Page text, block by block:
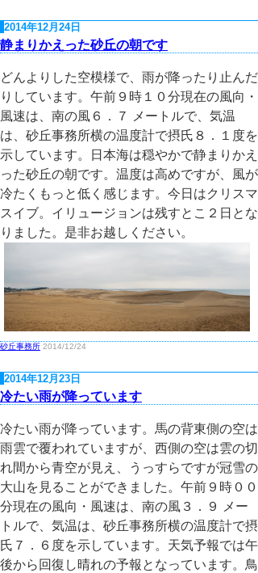
2014年12月24日
静まりかえった砂丘の朝です
どんよりした空模様で、雨が降ったり止んだ
りしています。午前９時１０分現在の風向・
風速は、南の風６．７ メートルで、気温
は、砂丘事務所横の温度計で摂氏８．１度を
示しています。日本海は穏やかで静まりかえ
った砂丘の朝です。温度は高めですが、風が
冷たくもっと低く感じます。今日はクリスマ
スイブ。イリュージョンは残すとこ２日とな
りました。是非お越しください。
砂丘事務所 2014/12/24
2014年12月23日
冷たい雨が降っています
冷たい雨が降っています。馬の背東側の空は
雨雲で覆われていますが、西側の空は雲の切
れ間から青空が見え、うっすらですが冠雪の
大山を見ることができました。午前９時００
分現在の風向・風速は、南の風３．９ メー
トルで、気温は、砂丘事務所横の温度計で摂
氏７．６度を示しています。天気予報では午
後から回復し晴れの予報となっています。鳥